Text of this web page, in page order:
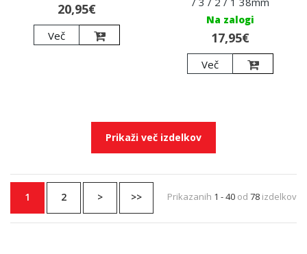
20,95€
Več
Na zalogi
17,95€
Več
Prikaži več izdelkov
1 2 > >> Prikazanih 1 - 40 od 78 izdelkov